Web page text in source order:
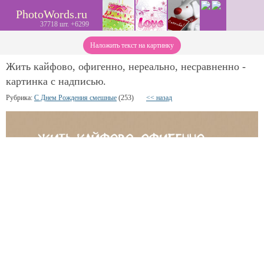
PhotoWords.ru
37718 шт. +6299
Наложить текст на картинку
Жить кайфово, офигенно, нереально, несравненно -
картинка с надписью.
Рубрика: С Днем Рождения смешные (253) << назад